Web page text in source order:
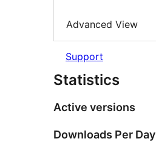
Advanced View
Support
Statistics
Active versions
Downloads Per Day